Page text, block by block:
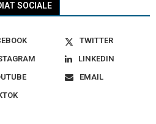
SOCIALE
TWITTER
LINKEDIN
EMAIL